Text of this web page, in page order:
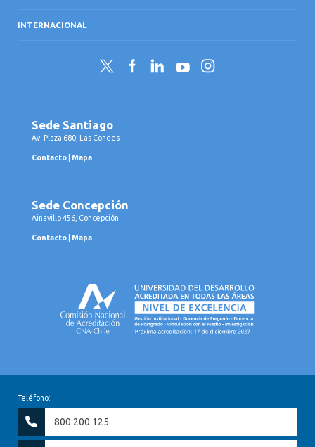
INTERNACIONAL
Twitter FacebookLinkedInYouTubeInstagram
Sede Santiago
Av. Plaza 680, Las Condes
Contacto Mapa
Sede Concepción
Ainavillo 456, Concepción
Contacto Mapa
Teléfono:
800 200 125